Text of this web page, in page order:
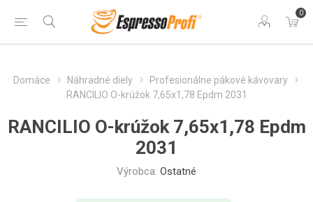
0
Domáce Náhradné diely
Profesionálne pákové kávovary
RANCILIO O-krúžok 7,65x1,78 Epdm 2031
RANCILIO O-krúžok 7,65x1,78 Epdm
2031
Výrobca: Ostatné